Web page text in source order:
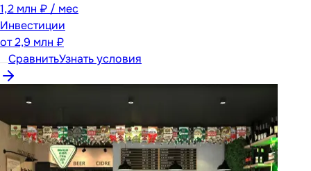
1,2 млн ₽ / мес
Инвестиции
от2,9 млн ₽
СравнитьУзнать условия